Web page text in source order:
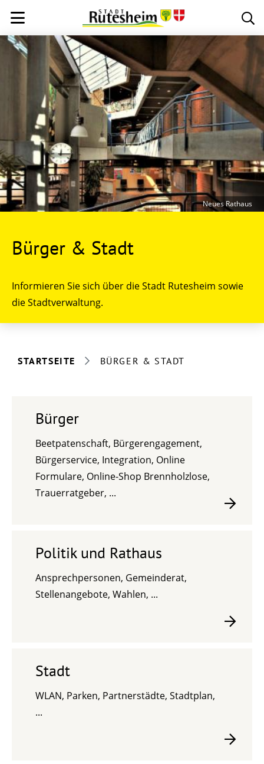
Bürger & Stadt
Informieren Sie sich über die Stadt Rutesheim sowie
die Stadtverwaltung.
Neues Rathaus
STARTSEITE BÜRGER & STADT
Bürger
Beetpatenschaft, Bürgerengagement,
Bürgerservice, Integration, Online
Formulare, Online-Shop Brennholzlose,
Trauerratgeber, ...
Politik und Rathaus
Ansprechpersonen, Gemeinderat,
Stellenangebote, Wahlen, ...
Stadt
WLAN, Parken, Partnerstädte, Stadtplan,
...